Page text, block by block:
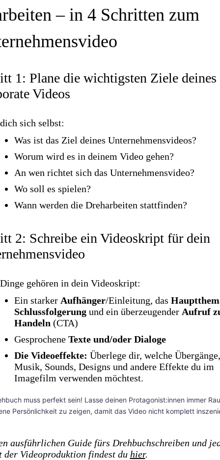
– in 4 Schritten zum
1: Plane die wichtigsten Ziele deines
Videos
sich selbst:
Was ist das Ziel deines Unternehmensvideos?
Worum wird es in deinem Video gehen?
An wen richtet sich das Unternehmensvideo?
Wo soll es spielen?
Wann werden die Dreharbeiten stattfinden?
2: Schreibe ein Videoskript für dein
gehören in dein Videoskript:
Ein starker Aufhänger/Einleitung, das
Schlussfolgerungund ein überzeugender Aufruf
Handeln (CTA)
Gesprochene Texte und/oder Dialoge
Die Videoeffekte: Überlege dir, welche Übergänge,
Musik, Sounds, Designs und andere Effekte du im
Imagefilm verwenden möchtest.
muss perfekt sein! Lasse deinen Protagonist:innen immer
Persönlichkeit zu zeigen, damit das Video nicht komplett
ausführlichen Guide fürs Drehbuchschreiben und
der Videoproduktion findest du hier.